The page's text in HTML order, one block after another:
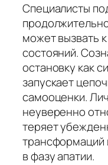
Специалисты
может вызвать
состояний.
остановку как
запускает
самооценки.
неуверенно
теряет
трансформаций
в фазу апатии.